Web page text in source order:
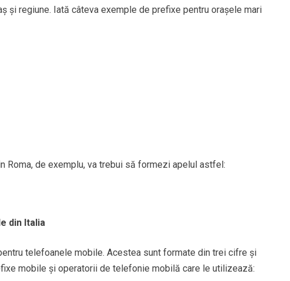
și regiune. Iată câteva exemple de prefixe pentru orașele mari
Roma, de exemplu, va trebui să formezi apelul astfel:
din Italia
telefoanele mobile. Acestea sunt formate din trei cifre și
mobile și operatorii de telefonie mobilă care le utilizează: